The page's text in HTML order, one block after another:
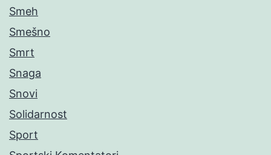
Smeh
Smešno
Smrt
Snaga
Snovi
Solidarnost
Sport